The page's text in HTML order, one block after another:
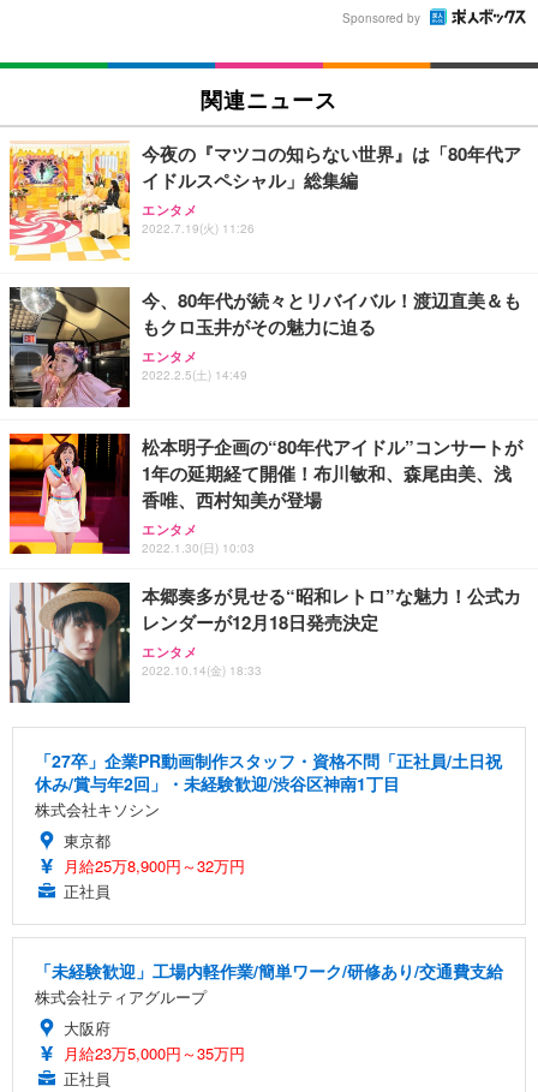
Sponsored by
関連ニュース
今夜の『マツコの知らない世界』は「80年代ア
イドルスペシャル」総集編
エンタメ
2022.7.19(火) 11:26
今、80年代が続々とリバイバル！渡辺直美＆も
もクロ玉井がその魅力に迫る
エンタメ
2022.2.5(土) 14:49
松本明子企画の“80年代アイドル”コンサートが
1年の延期経て開催！布川敏和、森尾由美、浅
香唯、西村知美が登場
エンタメ
2022.1.30(日) 10:03
本郷奏多が見せる“昭和レトロ”な魅力！公式カ
レンダーが12月18日発売決定
エンタメ
2022.10.14(金) 18:33
「27卒」企業PR動画制作スタッフ・資格不問「正社員/土日祝
休み/賞与年2回」・未経験歓迎/渋谷区神南1丁目
株式会社キソシン
東京都
月給25万8,900円～32万円
正社員
「未経験歓迎」工場内軽作業/簡単ワーク/研修あり/交通費支給
株式会社ティアグループ
大阪府
月給23万5,000円～35万円
正社員